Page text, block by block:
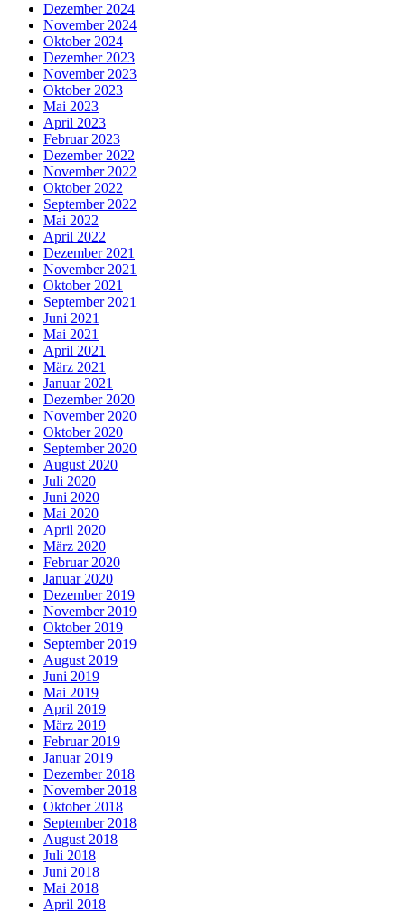
Dezember 2024
November 2024
Oktober 2024
Dezember 2023
November 2023
Oktober 2023
Mai 2023
April 2023
Februar 2023
Dezember 2022
November 2022
Oktober 2022
September 2022
Mai 2022
April 2022
Dezember 2021
November 2021
Oktober 2021
September 2021
Juni 2021
Mai 2021
April 2021
März 2021
Januar 2021
Dezember 2020
November 2020
Oktober 2020
September 2020
August 2020
Juli 2020
Juni 2020
Mai 2020
April 2020
März 2020
Februar 2020
Januar 2020
Dezember 2019
November 2019
Oktober 2019
September 2019
August 2019
Juni 2019
Mai 2019
April 2019
März 2019
Februar 2019
Januar 2019
Dezember 2018
November 2018
Oktober 2018
September 2018
August 2018
Juli 2018
Juni 2018
Mai 2018
April 2018